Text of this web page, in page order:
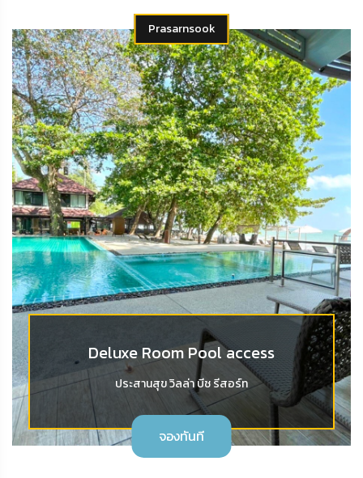
Prasarnsook
Deluxe Room Pool access
ประสานสุข วิลล่า บีช รีสอร์ท
จองทันที